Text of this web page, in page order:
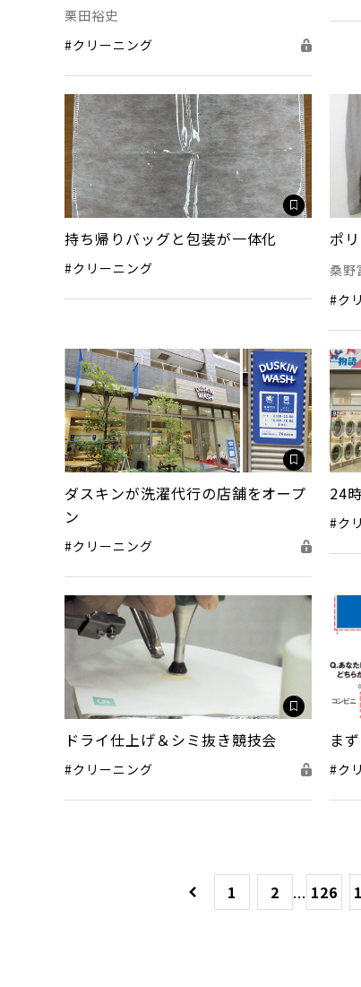
栗田裕史
#クリーニング
持ち帰りバッグと包装が一体化
#クリーニング
ポ
桑野
#ク
ダスキンが洗濯代行の店舗をオープ
ン
#クリーニング
24
#ク
ドライ仕上げ＆シミ抜き競技会
#クリーニング
ま
#ク
1 2 ... 126